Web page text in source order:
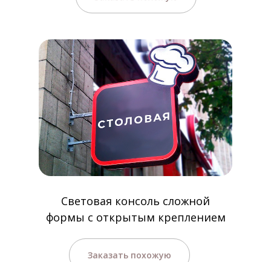
Световая консоль сложной
формы с открытым креплением
Заказать похожую